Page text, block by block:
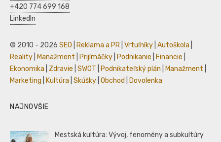
+420 774 699 168
LinkedIn
© 2010 - 2026 SEO Reklama a PR Vrtuľníky Autoškola
Reality
Manažment Prijímáčky Podnikanie Financie
Ekonomika
Zdravie SWOT Podnikateľský plán Manažment
Marketing
Kultúra Skúšky Obchod Dovolenka
NAJNOVŠIE
Mestská kultúra: Vývoj, fenomény a subkultúry